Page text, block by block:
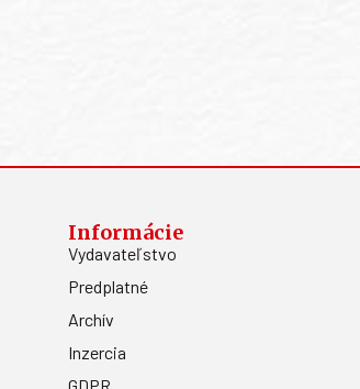
Informácie
Vydavateľstvo
Predplatné
Archív
Inzercia